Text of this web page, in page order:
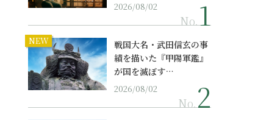
2026/08/02
No.
NEW
戦国大名・武田信玄の事
績を描いた『甲陽軍鑑』
が国を滅ぼす…
2026/08/02
No.